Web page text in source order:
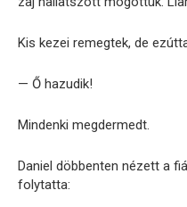
Kis kezei remegtek, de
— Ő hazudik!
Mindenki megdermedt.
Daniel döbbenten nézett a
folytatta: